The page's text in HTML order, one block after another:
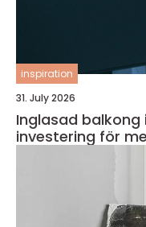
inspiration
31. July 2026
Inglasad balkong i
investering för